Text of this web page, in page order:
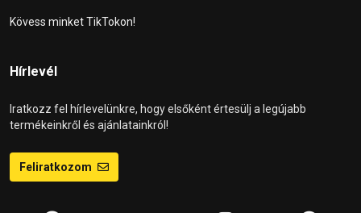
Kövess minket TikTokon!
Hírlevél
Iratkozz fel hírlevelünkre, hogy elsőként értesülj a legújabb
termékeinkről és ajánlatainkról!
Feliratkozom